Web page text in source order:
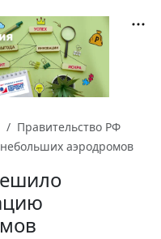
Правительство РФ
аэродромов